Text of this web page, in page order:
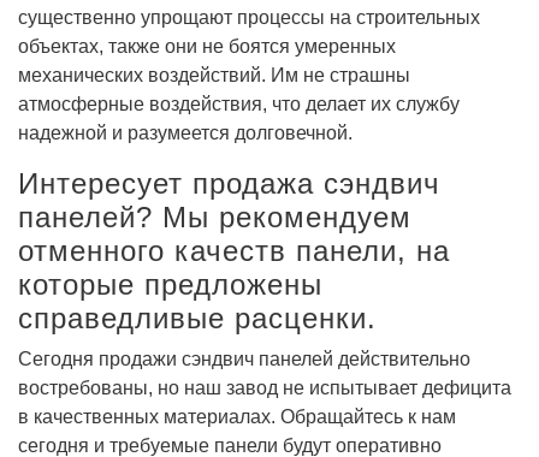
существенно упрощают процессы на строительных
объектах, также они не боятся умеренных
механических воздействий. Им не страшны
атмосферные воздействия, что делает их службу
надежной и разумеется долговечной.
Интересует продажа сэндвич
панелей? Мы рекомендуем
отменного качеств панели, на
которые предложены
справедливые расценки.
Сегодня продажи сэндвич панелей действительно
востребованы, но наш завод не испытывает дефицита
в качественных материалах. Обращайтесь к нам
сегодня и требуемые панели будут оперативно